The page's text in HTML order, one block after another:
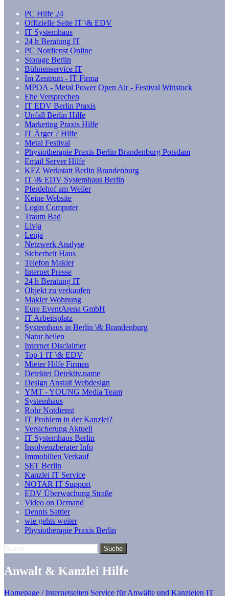
PC Hilfe 24
Offizielle Seite IT \& EDV
IT Systemhaus
24 h Beratung IT
PC Notdienst Online
Storage Berlin
Bühnenservice IT
Im Zentrum - IT Firma
MPOA - Metal Power Open Air - Festival Wittstock
Ehe Versprechen
IT EDV Berlin Praxis
Unfall Berlin Hilfe
Marketing Praxis Hilfe
IT Ärger ? Hilfe
Metal Festival
Physiotherapie Praxis Berlin Brandenburg Potsdam
Email Server Hilfe
KFZ Werkstatt Berlin Brandenburg
IT \& EDV Systemhaus Berlin
Pferdehof am Weiler
Keine Website
Login Computer
Traum Bad
Livja
Lenja
Netzwerk Analyse
Sicherheit Haus
Telefon Makler
Internet Presse
24 h Beratung IT
Objekt zu verkaufen
Makler Wohnung
Eure EventArena GmbH
IT Arbeitsplatz
Systemhaus in Berlin \& Brandenburg
Natur heilen
Internet Disclaimer
Top 1 IT \& EDV
Mieter Hilfe Firmen
Detektei Detektiv.name
Design Anstalt Webdesign
YMT - YOUNG Media Team
Systemhaus
Rohr Notdienst
IT Problem in der Kanzlei?
Versicherung Aktuell
IT Systemhaus Berlin
Insolvenzberater Info
Immobilien Verkauf
SET Berlin
Kanzlei IT Service
NOTAR IT Support
EDV Überwachung Straße
Video on Demand
Dennis Sattler
wie gehts weiter
Physiotherapie Praxis Berlin
Anwalt & Kanzlei Hilfe
Homepage / Internetseiten Service für Anwälte und Kanzleien IT